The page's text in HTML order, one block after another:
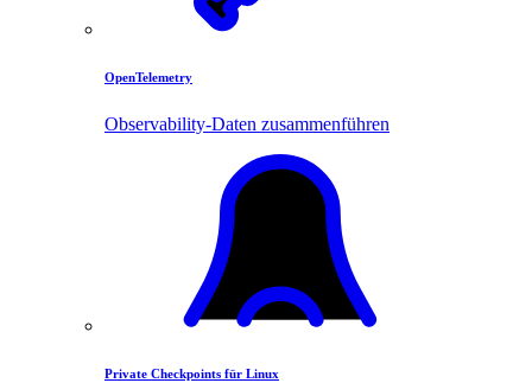
OpenTelemetry
Observability-Daten zusammenführen
Private Checkpoints für Linux